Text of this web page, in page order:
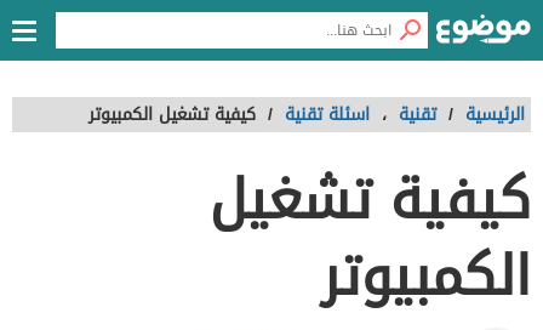
الرئيسية / تقنية ، اسئلة تقنية / كيفية تشغيل الكمبيوتر
كيفية تشغيل
الكمبيوتر